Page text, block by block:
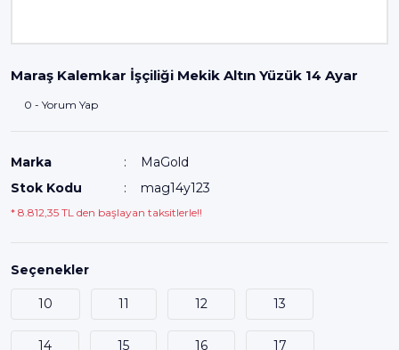
Maraş Kalemkar İşçiliği Mekik Altın Yüzük 14 Ayar
0 - Yorum Yap
Marka
MaGold
Stok Kodu
mag14y123
* 8.812,35 TL den başlayan taksitlerle!!
Seçenekler
10 11 12 13
14 15 16 17